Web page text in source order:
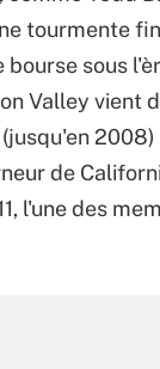
tourmente
sous
Valley vient
(jusqu'en
de
l'une des